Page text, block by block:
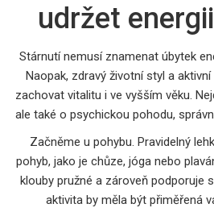
udržet
Stárnutí nemusí znamenat úbytek
Naopak, zdravý životní styl a
zachovat vitalitu i ve vyšším věku.
ale také o psychickou pohodu,
Začněme u pohybu. Pravidelný
pohyb, jako je chůze, jóga nebo
klouby pružné a zároveň podporuje
aktivita by měla být přiměřená